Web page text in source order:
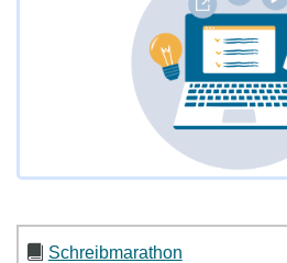
Schreibmarathon